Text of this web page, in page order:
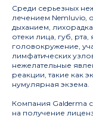
Среди серьезных
лечением Nemluvio,
дыханием,
отеки лица, губ,
головокружение,
лимфатических
нежелательные
реакции, такие как
нумулярная экзема.
Компания Galderma
на получение
Мероприятия
Архив мероприятий
Объявления